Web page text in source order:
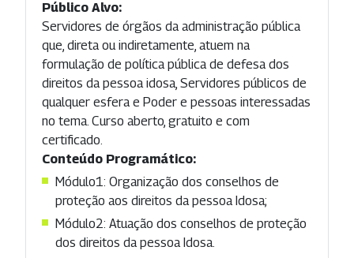
Público Alvo:
Servidores de órgãos da administração pública
que, direta ou indiretamente, atuem na
formulação de política pública de defesa dos
direitos da pessoa idosa, Servidores públicos de
qualquer esfera e Poder e pessoas interessadas
no tema. Curso aberto, gratuito e com
certificado.
Conteúdo Programático:
Módulo1: Organização dos conselhos de
proteção aos direitos da pessoa Idosa;
Módulo2: Atuação dos conselhos de proteção
dos direitos da pessoa Idosa.